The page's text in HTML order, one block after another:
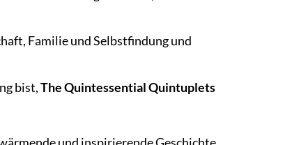
Familie und Selbstfindung und
bist,The Quintessential Quintuplets